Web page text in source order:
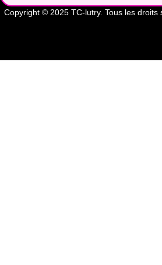
Copyright © 2025 TC-lutry. Tous les droits